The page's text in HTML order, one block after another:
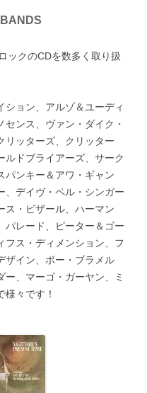
ックのCDを数多く取り扱
ション、アルゾ＆ユーディ
ンス、ヴァン・ダイク・
リッターズ、クリッター
ルドブライアーズ、サーク
パンキー＆アワ・ギャン
、デイヴ・ペル・シンガー
ス・ビザール、ハーマン
パレード、ピーター＆ゴー
フス・ディメンション、フ
ザイン、ボー・ブラメル
ー、マーゴ・ガーヤン、ミ
様々です！